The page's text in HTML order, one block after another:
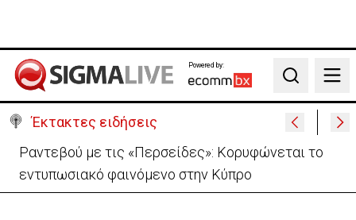
Powered by:
Search
Έκτακτες ειδήσεις
Ραντεβού με τις «Περσείδες»: Κορυφώνεται το
εντυπωσιακό φαινόμενο στην Κύπρο